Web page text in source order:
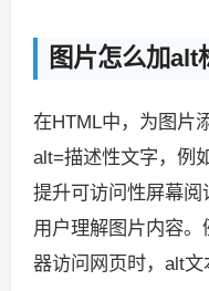
图片怎么加alt
在HTML中，为图片
alt=描述性文字，例
提升可访问性屏幕
用户理解图片内容
器访问网页时，alt文